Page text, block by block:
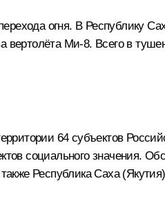
огня. В Республику
Ми-8. Всего в
64 субъектов
социального значения.
Республика Саха